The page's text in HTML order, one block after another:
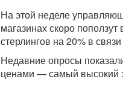
На этой неделе
магазинах скоро
стерлингов на 20% в
Недавние опросы
ценами — самый высокий